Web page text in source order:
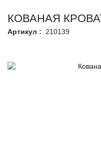
КОВАНАЯ
Артикул : 210139